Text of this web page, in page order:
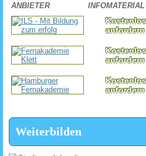
ANBIETER INFOMATERIAL
Kostenlos
anfordern
Kostenlos
anfordern
Kostenlos
anfordern
Weiterbilden